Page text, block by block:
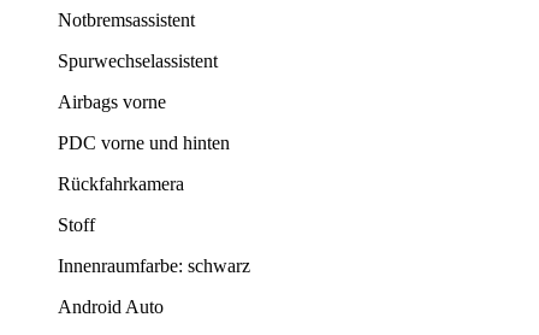
Notbremsassistent
Spurwechselassistent
Airbags vorne
PDC vorne und hinten
Rückfahrkamera
Stoff
Innenraumfarbe: schwarz
Android Auto